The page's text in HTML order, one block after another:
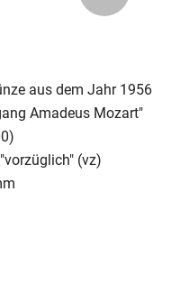
aus dem Jahr 1956
Amadeus Mozart"
(vz)